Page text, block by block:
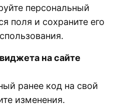
персональный
поля и сохраните его
на сайте
ранее код на свой
изменения.